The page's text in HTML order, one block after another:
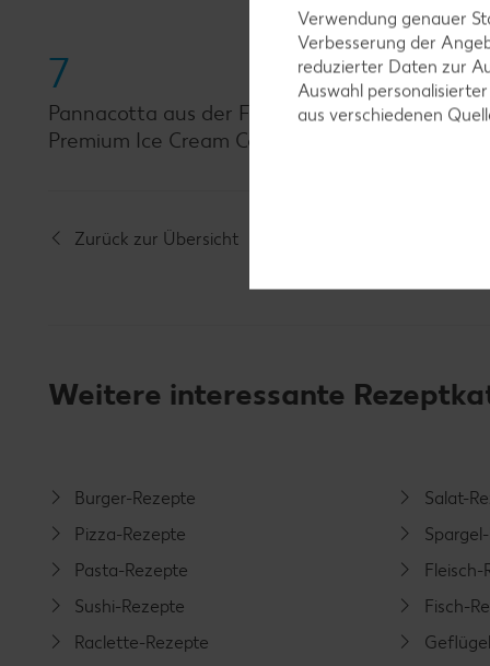
7
Pannacotta aus der Form stürzen und mit
Premium Ice Cream Cocoa Brownie servieren.
Zurück zur Übersicht
Weitere interessante
Burger-Rezepte
Pizza-Rezepte
Pasta-Rezepte
Sushi-Rezepte
Raclette-Rezepte
Salat-
Fleisch-
Fisch-
Verwendung genauer
Verbesserung der
reduzierter Daten zur
Auswahl
aus verschiedenen